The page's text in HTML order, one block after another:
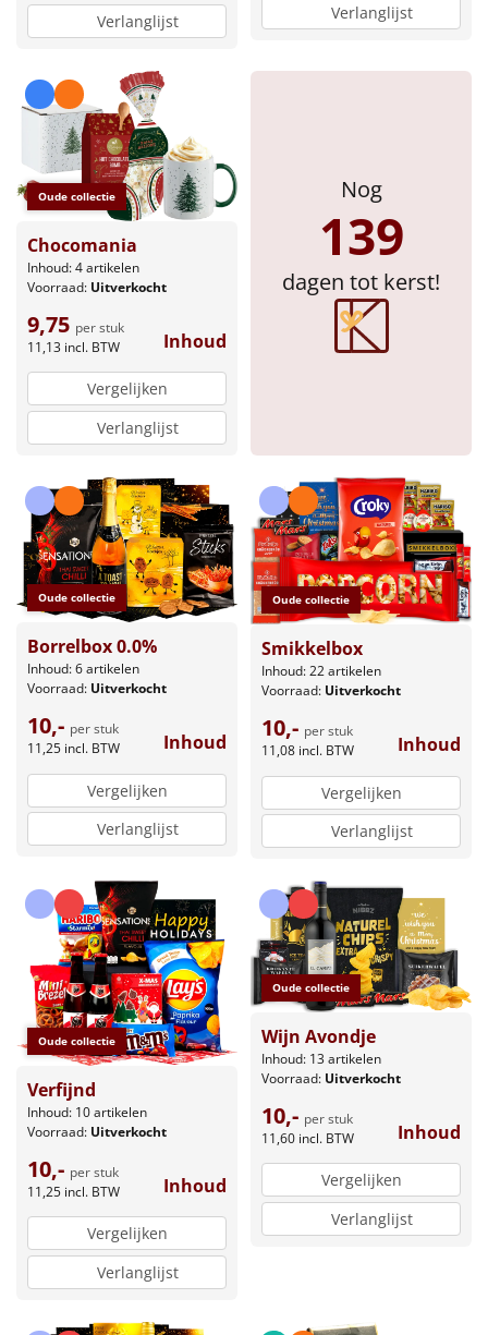
Alle artikelen
Overige
Ideeën
Personeel
Doe het zelf
Sinterklaaspakketten
Particulier
Kerstgeschenken 2026
Relatiegeschenken
Cadeaubon
Per stuk
Alle overige
Verlanglijst
Verlanglijst
Oude collectie
Chocomania
Inhoud: 4 artikelen
Voorraad: Uitverkocht
9,75 per stuk
11,13 incl. BTW Inhoud
Vergelijken
Verlanglijst
Nog
139
dagen tot kerst!
Oude collectie
Borrelbox 0.0%
Inhoud: 6 artikelen
Voorraad: Uitverkocht
10,- per stuk
11,25 incl. BTW Inhoud
Vergelijken
Verlanglijst
Oude collectie
Smikkelbox
Inhoud: 22 artikelen
Voorraad: Uitverkocht
10,- per stuk
11,08 incl. BTW Inhoud
Vergelijken
Verlanglijst
Oude collectie
Verfijnd
Inhoud: 10 artikelen
Voorraad: Uitverkocht
10,- per stuk
11,25 incl. BTW Inhoud
Vergelijken
Verlanglijst
Oude collectie
Wijn Avondje
Inhoud: 13 artikelen
Voorraad: Uitverkocht
10,- per stuk
11,60 incl. BTW Inhoud
Vergelijken
Verlanglijst